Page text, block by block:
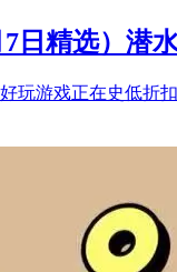
日精选）潜
玩游戏正在史低折